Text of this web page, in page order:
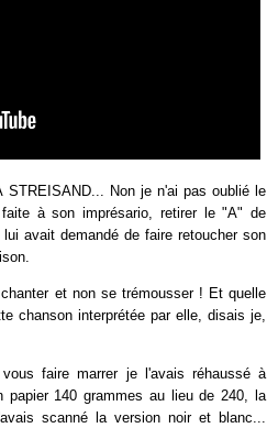
STREISAND... Non je n'ai pas oublié le
à son imprésario, retirer le "A" de
avait demandé de faire retoucher son
et non se trémousser ! Et quelle
chanson interprétée par elle, disais je,
faire marrer je l'avais réhaussé à
papier 140 grammes au lieu de 240, la
scanné la version noir et blanc...